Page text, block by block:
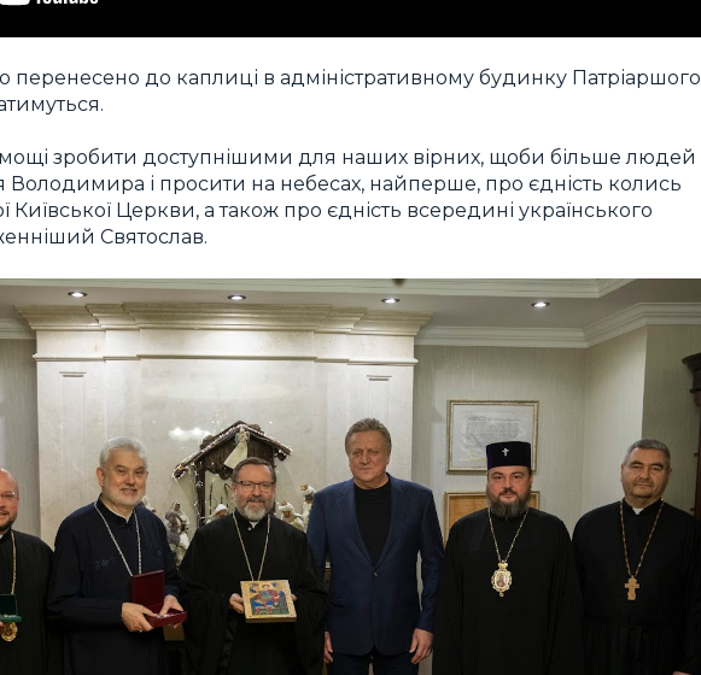
перенесено до каплиці в адміністративному будинку Патріаршого
зробити доступнішими для наших вірних, щоби більше людей
Володимира і просити на небесах, найперше, про єдність колись
Київської Церкви, а також про єдність всередині українського
Святослав.